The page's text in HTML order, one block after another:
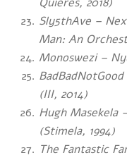
Sly5thAve –
Man: An
Monoswezi –
(III, 2014)
Hugh Masekela
(Stimela, 1994)
The Fantastic